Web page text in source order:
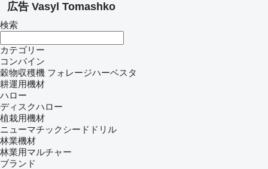
広告 Vasyl Tomashko
検索
カテゴリー
コンバイン
穀物収穫機 フォレージハーベスタ
耕運用機材
ハロー
ディスクハロー
植栽用機材
ニューマチックシードドリル
林業機材
林業用マルチャー
ブランド